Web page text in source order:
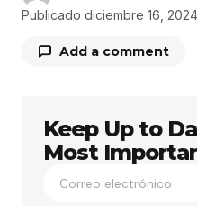
Publicado diciembre 16, 2024
Add a comment
Tu dirección de
publicada. Los
marcados con *
Keep Up to
Most